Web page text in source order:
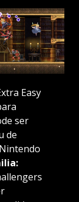
Easy
ser
de